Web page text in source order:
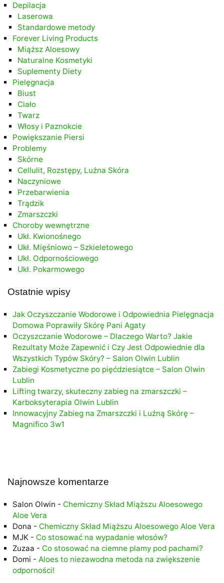
Depilacja
Laserowa
Standardowe metody
Forever Living Products
Miąższ Aloesowy
Naturalne Kosmetyki
Suplementy Diety
Pielęgnacja
Biust
Ciało
Twarz
Włosy i Paznokcie
Powiększanie Piersi
Problemy
Skórne
Cellulit, Rozstępy, Luźna Skóra
Naczyniowe
Przebarwienia
Trądzik
Zmarszczki
Choroby wewnętrzne
Ukł. Kwionośnego
Ukł. Mięśniowo – Szkieletowego
Ukł. Odpornościowego
Ukł. Pokarmowego
Ostatnie wpisy
Jak Oczyszczanie Wodorowe i Odpowiednia Pielęgnacja
Domowa Poprawiły Skórę Pani Agaty
Oczyszczanie Wodorowe – Dlaczego Warto? Jakie
Rezultaty Może Zapewnić i Czy Jest Odpowiednie dla
Wszystkich Typów Skóry? – Salon Olwin Lublin
Zabiegi Kosmetyczne po pięćdziesiątce – Salon Olwin
Lublin
Lifting twarzy, skuteczny zabieg na zmarszczki –
Karboksyterapia Olwin Lublin
Innowacyjny Zabieg na Zmarszczki i Luźną Skórę –
Magnifico 3w1
Najnowsze komentarze
Salon Olwin - Chemiczny Skład Miąższu Aloesowego
Aloe Vera
Dona - Chemiczny Skład Miąższu Aloesowego Aloe Vera
MJK - Co stosować na wypadanie włosów?
Zuzaa - Co stosować na ciemne plamy pod pachami?
Domi - Aloes to niezawodna metoda na zwiększenie
odporności!